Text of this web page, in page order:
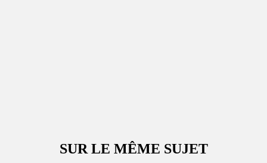
SUR LE MÊME SUJET